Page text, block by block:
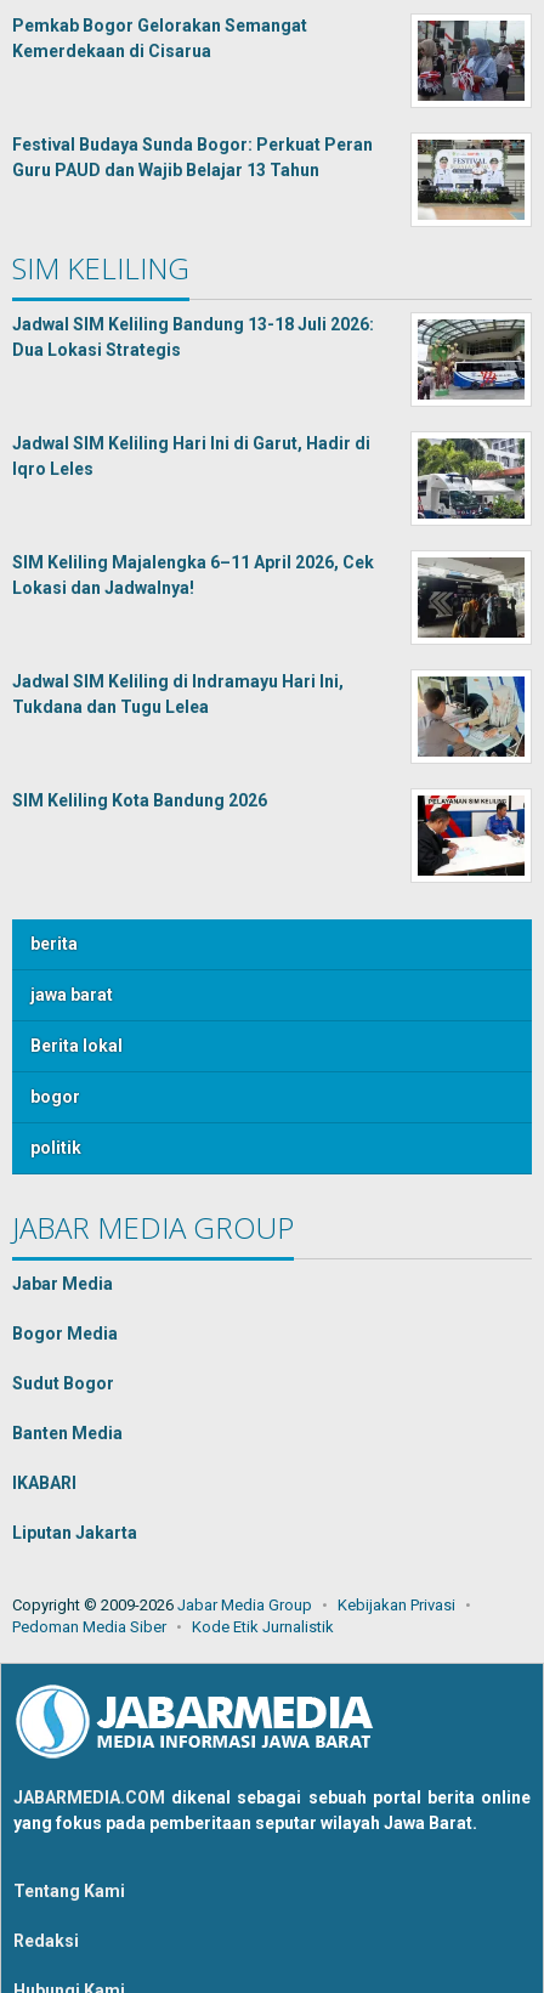
Pemkab Bogor Gelorakan Semangat
Kemerdekaan di Cisarua
Festival Budaya Sunda Bogor: Perkuat Peran
Guru PAUD dan Wajib Belajar 13 Tahun
SIM KELILING
Jadwal SIM Keliling Bandung 13-18 Juli 2026:
Dua Lokasi Strategis
Jadwal SIM Keliling Hari Ini di Garut, Hadir di
Iqro Leles
SIM Keliling Majalengka 6–11 April 2026, Cek
Lokasi dan Jadwalnya!
Jadwal SIM Keliling di Indramayu Hari Ini,
Tukdana dan Tugu Lelea
SIM Keliling Kota Bandung 2026
berita
jawa barat
Berita lokal
bogor
politik
JABAR MEDIA GROUP
Jabar Media
Bogor Media
Sudut Bogor
Banten Media
IKABARI
Liputan Jakarta
Copyright © 2009-2026 Jabar Media Group
Kebijakan Privasi
Pedoman Media Siber
Kode Etik Jurnalistik
JABARMEDIA.COM dikenal sebagai sebuah portal berita online
yang fokus pada pemberitaan seputar wilayah Jawa Barat.
Tentang Kami
Redaksi